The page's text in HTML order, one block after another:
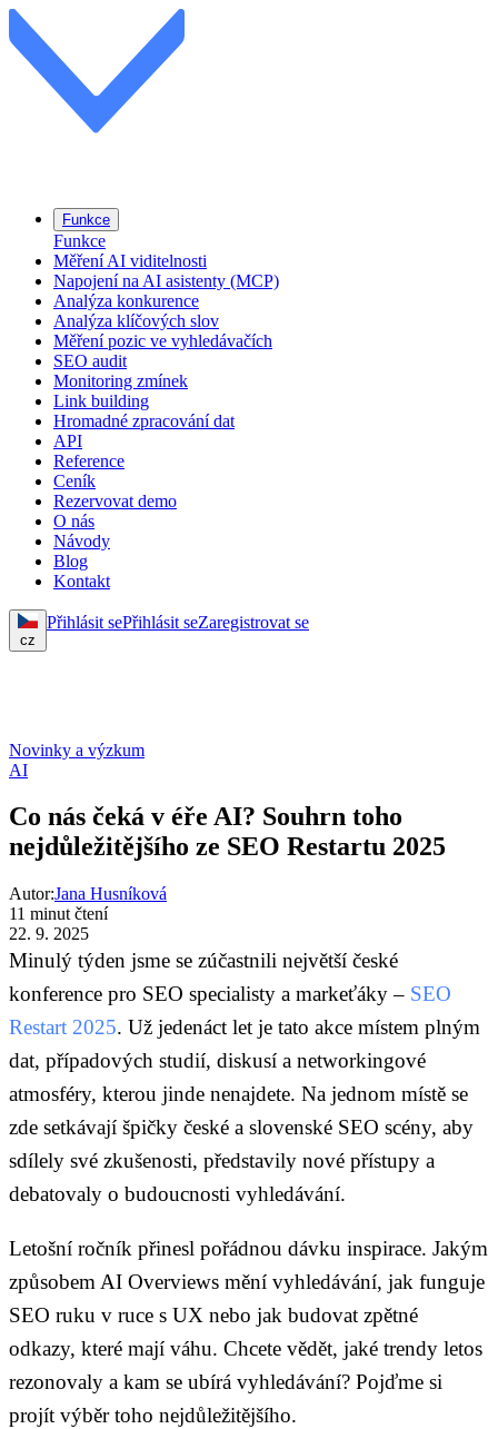
Funkce
Funkce
Měření AI viditelnosti
Napojení na AI asistenty (MCP)
Analýza konkurence
Analýza klíčových slov
Měření pozic ve vyhledávačích
SEO audit
Monitoring zmínek
Link building
Hromadné zpracování dat
API
Reference
Ceník
Rezervovat demo
O nás
Návody
Blog
Kontakt
cz
Přihlásit sePřihlásit seZaregistrovat se
Novinky a výzkum
AI
Co nás čeká v éře AI? Souhrn toho
nejdůležitějšího ze SEO Restartu 2025
Autor:Jana Husníková
11 minut čtení
22. 9. 2025
Minulý týden jsme se zúčastnili největší české
konference pro SEO specialisty a markeťáky – SEO
Restart 2025. Už jedenáct let je tato akce místem plným
dat, případových studií, diskusí a networkingové
atmosféry, kterou jinde nenajdete. Na jednom místě se
zde setkávají špičky české a slovenské SEO scény, aby
sdílely své zkušenosti, představily nové přístupy a
debatovaly o budoucnosti vyhledávání.
Letošní ročník přinesl pořádnou dávku inspirace. Jakým
způsobem AI Overviews mění vyhledávání, jak funguje
SEO ruku v ruce s UX nebo jak budovat zpětné
odkazy, které mají váhu. Chcete vědět, jaké trendy letos
rezonovaly a kam se ubírá vyhledávání? Pojďme si
projít výběr toho nejdůležitějšího.